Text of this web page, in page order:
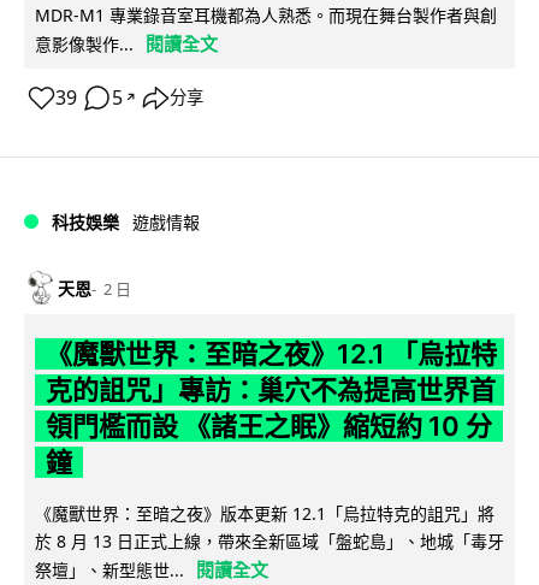
MDR-M1 專業錄音室耳機都為人熟悉。而現在舞台製作者與創
意影像製作...
閱讀全文
39 5 ↗ 分享
科技娛樂 遊戲情報
天恩 2 日
《魔獸世界：至暗之夜》12.1 「烏拉特
克的詛咒」專訪：巢穴不為提高世界首
領門檻而設 《諸王之眠》縮短約 10 分
鐘
《魔獸世界：至暗之夜》版本更新 12.1「烏拉特克的詛咒」將
於 8 月 13 日正式上線，帶來全新區域「盤蛇島」、地城「毒牙
祭壇」、新型態世...
閱讀全文